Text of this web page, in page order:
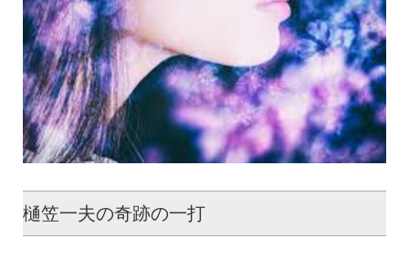
樋笠一夫の奇跡の一打